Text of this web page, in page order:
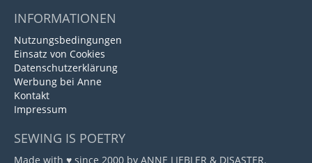
INFORMATIONEN
Nutzungsbedingungen
Einsatz von Cookies
Datenschutzerklärung
Werbung bei Anne
Kontakt
Impressum
SEWING IS POETRY
Made with ♥ since 2000 by ANNE LIEBLER & DISASTER.